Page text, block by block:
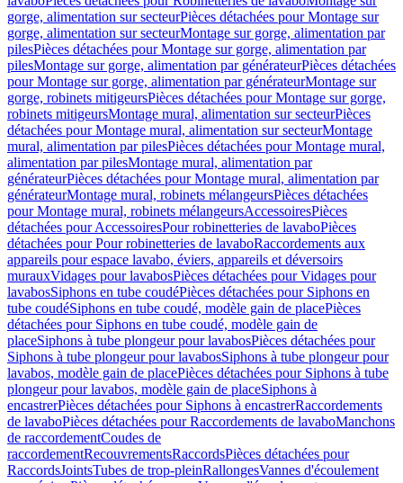
gorge, alimentation sur secteurPièces détachées pour Montage sur
gorge, alimentation sur secteurMontage sur gorge, alimentation par
pilesPièces détachées pour Montage sur gorge, alimentation par
pilesMontage sur gorge, alimentation par générateurPièces détachées
pour Montage sur gorge, alimentation par générateurMontage sur
gorge, robinets mitigeursPièces détachées pour Montage sur gorge,
robinets mitigeursMontage mural, alimentation sur secteurPièces
détachées pour Montage mural, alimentation sur secteurMontage
mural, alimentation par pilesPièces détachées pour Montage mural,
alimentation par pilesMontage mural, alimentation par
générateurPièces détachées pour Montage mural, alimentation par
générateurMontage mural, robinets mélangeursPièces détachées
pour Montage mural, robinets mélangeursAccessoiresPièces
détachées pour AccessoiresPour robinetteries de lavaboPièces
détachées pour Pour robinetteries de lavaboRaccordements aux
appareils pour espace lavabo, éviers, appareils et déversoirs
murauxVidages pour lavabosPièces détachées pour Vidages pour
lavabosSiphons en tube coudéPièces détachées pour Siphons en
tube coudéSiphons en tube coudé, modèle gain de placePièces
détachées pour Siphons en tube coudé, modèle gain de
placeSiphons à tube plongeur pour lavabosPièces détachées pour
Siphons à tube plongeur pour lavabosSiphons à tube plongeur pour
lavabos, modèle gain de placePièces détachées pour Siphons à tube
plongeur pour lavabos, modèle gain de placeSiphons à
encastrerPièces détachées pour Siphons à encastrerRaccordements
de lavaboPièces détachées pour Raccordements de lavaboManchons
de raccordementCoudes de
raccordementRecouvrementsRaccordsPièces détachées pour
RaccordsJointsTubes de trop-pleinRallongesVannes d'écoulement